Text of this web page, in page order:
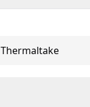
Thermaltake